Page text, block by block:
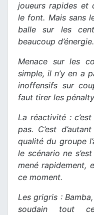
joueurs rapides et
le font. Mais sans
balle sur les
beaucoup d’énergie.
Menace sur les
simple, il n’y en a
inoffensifs sur
faut tirer les
La réactivité :
pas. C’est
qualité du groupe
le scénario ne
mené rapidement,
ce moment.
Les grigris :
soudain tout